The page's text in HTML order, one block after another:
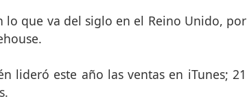
lo que va del siglo en el Reino Unido, por
lideró este año las ventas en iTunes; 21